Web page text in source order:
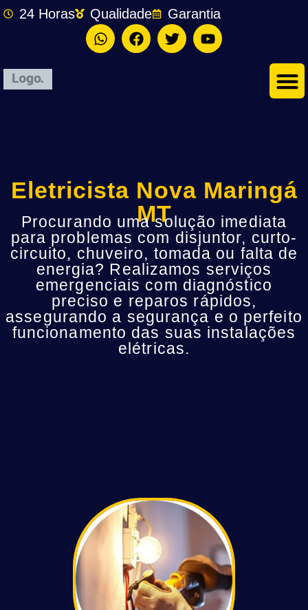
24 Horas Qualidade Garantia
Eletricista Nova Maringá
MT
Procurando uma solução imediata
para problemas com disjuntor, curto-
circuito, chuveiro, tomada ou falta de
energia? Realizamos serviços
emergenciais com diagnóstico
preciso e reparos rápidos,
assegurando a segurança e o perfeito
funcionamento das suas instalações
elétricas.